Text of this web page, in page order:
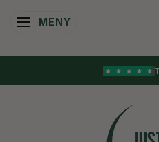
ÄNDRA NAVIGERING
MENY